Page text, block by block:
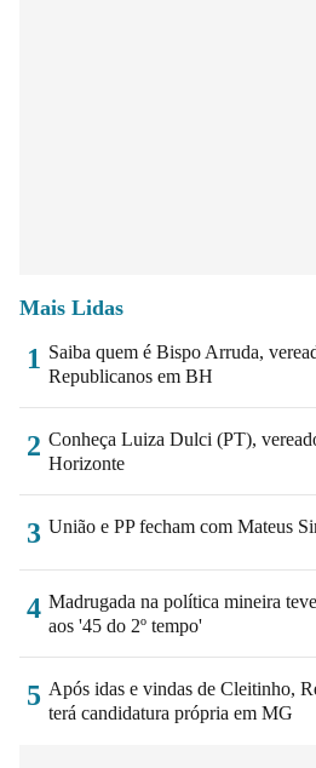
Mais Lidas
1 Saiba quem é Bispo Arruda,
Republicanos em BH
2 Conheça Luiza Dulci (PT),
Horizonte
3 União e PP fecham com Mateus
4 Madrugada na política mineira
aos '45 do 2º tempo'
5 Após idas e vindas de Cleitinho,
terá candidatura própria em MG